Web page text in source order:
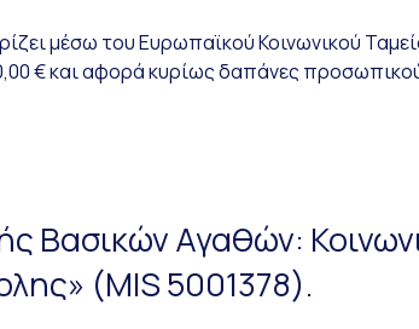
μέσω του Ευρωπαϊκού Κοινωνικού
€ και αφορά κυρίως δαπάνες
Βασικών Αγαθών:
(MIS 5001378).